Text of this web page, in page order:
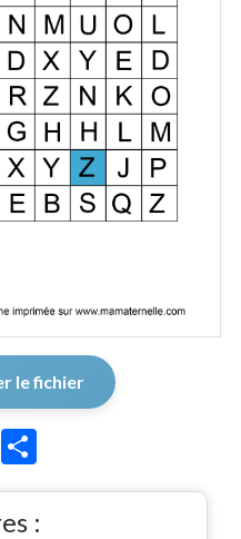
le fichier
Copy
: